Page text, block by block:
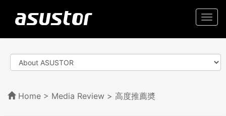
Home > Media Review > 高度推薦奬